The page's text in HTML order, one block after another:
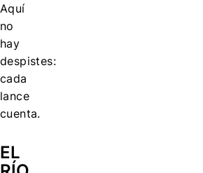
Aquí
no
hay
despistes:
cada
lance
cuenta.
EL